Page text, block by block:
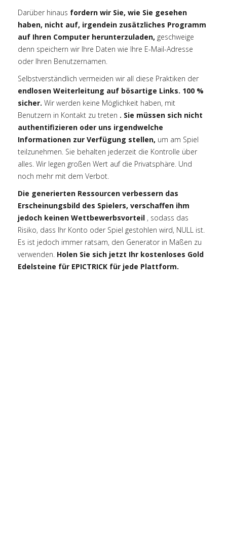
Darüber hinaus fordern wir Sie, wie Sie gesehen
haben, nicht auf, irgendein zusätzliches Programm
auf Ihren Computer herunterzuladen, geschweige
denn speichern wir Ihre Daten wie Ihre E-Mail-Adresse
oder Ihren Benutzernamen.
Selbstverständlich vermeiden wir all diese Praktiken der
endlosen Weiterleitung auf bösartige Links. 100 %
sicher. Wir werden keine Möglichkeit haben, mit
Benutzern in Kontakt zu treten . Sie müssen sich nicht
authentifizieren oder uns irgendwelche
Informationen zur Verfügung stellen, um am Spiel
teilzunehmen. Sie behalten jederzeit die Kontrolle über
alles. Wir legen großen Wert auf die Privatsphäre. Und
noch mehr mit dem Verbot.
Die generierten Ressourcen verbessern das
Erscheinungsbild des Spielers, verschaffen ihm
jedoch keinen Wettbewerbsvorteil , sodass das
Risiko, dass Ihr Konto oder Spiel gestohlen wird, NULL ist.
Es ist jedoch immer ratsam, den Generator in Maßen zu
verwenden. Holen Sie sich jetzt Ihr kostenloses Gold
Edelsteine für EPICTRICK für jede Plattform.